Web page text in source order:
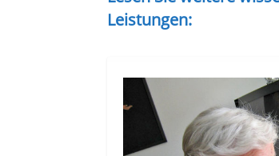
Leistungen: